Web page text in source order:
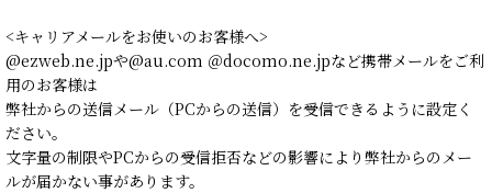
<キャリアメールをお使いのお客様へ>
@ezweb.ne.jpや@au.com ＠docomo.ne.jpなど携帯メールをご利
用のお客様は
弊社からの送信メール（PCからの送信）を受信できるように設定く
ださい。
文字量の制限やPCからの受信拒否などの影響により弊社からのメー
ルが届かない事があります。